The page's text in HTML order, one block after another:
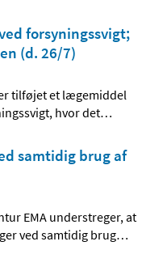
forsyningssvigt;
(d. 26/7)
tilføjet et lægemiddel
hvor det…
samtidig brug af
EMA understreger, at
ved samtidig brug…